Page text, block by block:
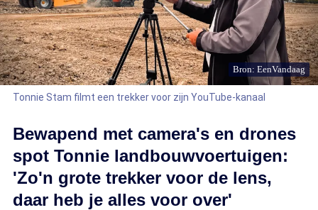
Bron: EenVandaag
Tonnie Stam filmt een trekker voor zijn YouTube-kanaal
Bewapend met camera's en drones
spot Tonnie landbouwvoertuigen:
'Zo'n grote trekker voor de lens,
daar heb je alles voor over'